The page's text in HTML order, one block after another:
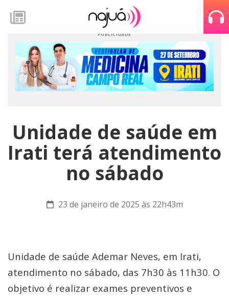
Unidade de saúde em
Irati terá atendimento
no sábado
23 de janeiro de 2025 às 22h43m
Unidade de saúde Ademar Neves, em Irati,
atendimento no sábado, das 7h30 às 11h30. O
objetivo é realizar exames preventivos e